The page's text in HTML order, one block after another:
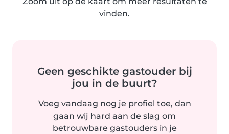
vinden.
Geen geschikte gastouder bij
jou in de buurt?
Voeg vandaag nog je profiel toe, dan
gaan wij hard aan de slag om
betrouwbare gastouders in je